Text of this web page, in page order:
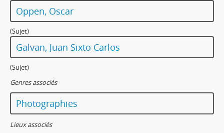
Oppen, Oscar
(Sujet)
Galvan, Juan Sixto Carlos
(Sujet)
Genres associés
Photographies
Lieux associés